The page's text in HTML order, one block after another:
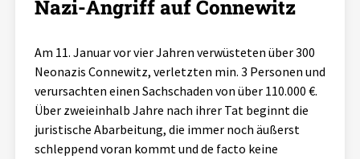
Leipziger Zustände
Schlaglichter
Phänomene
Nazi-Angriff auf Connewitz
Am 11. Januar vor vier Jahren verwüsteten über 300
Neonazis Connewitz, verletzten min. 3 Personen und
verursachten einen Sachschaden von über 110.000 €.
Über zweieinhalb Jahre nach ihrer Tat beginnt die
juristische Abarbeitung, die immer noch äußerst
schleppend voran kommt und de facto keine